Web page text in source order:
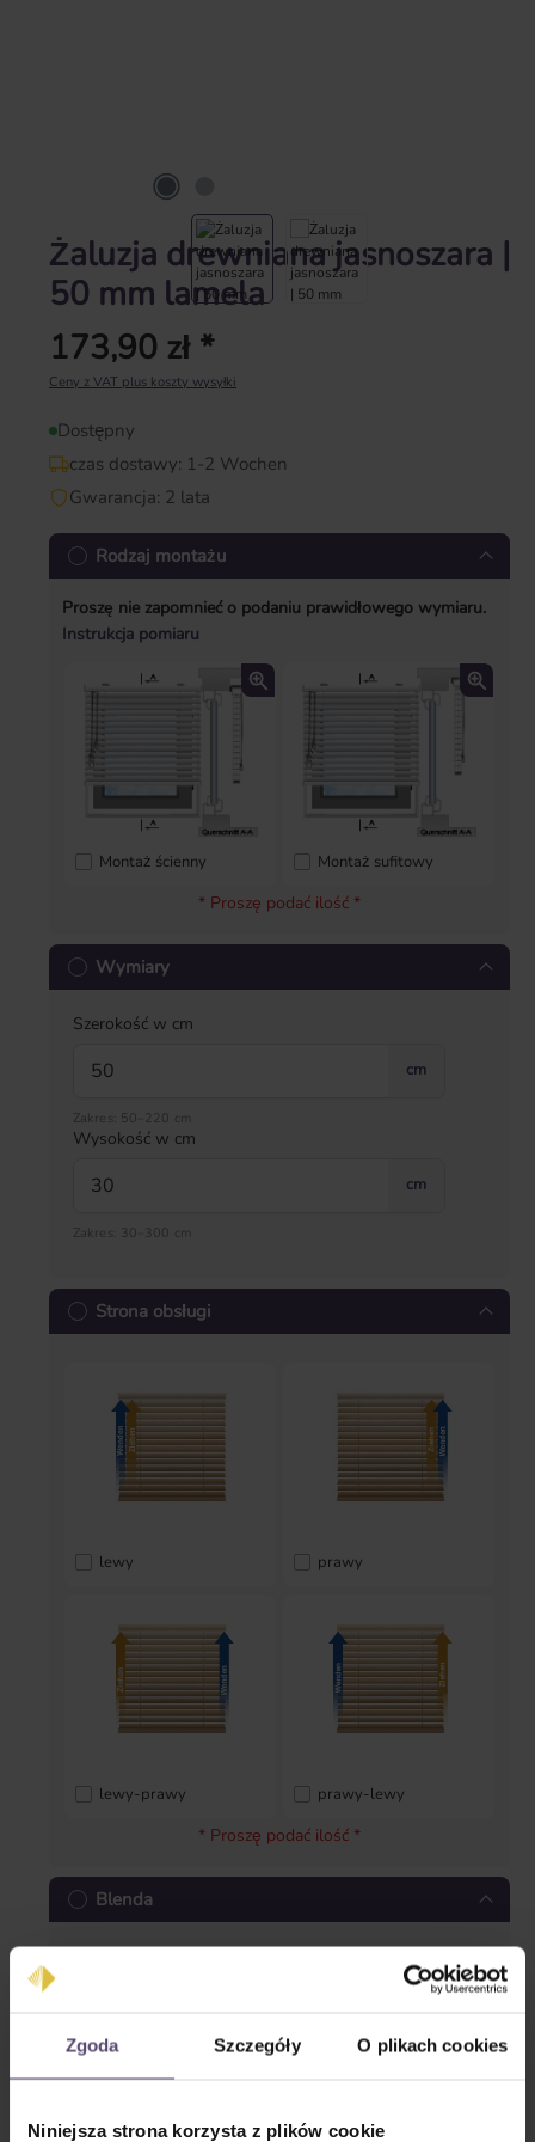
Zgoda Szczegóły O plikach cookies
Niniejsza strona korzysta z plików cookie
Żaluzja drewniana jasnoszara |
50 mm lamela
Cena regularna:
173,90 zł *
Ceny z VAT plus koszty wysyłki
Dostępny
czas dostawy: 1-2 Wochen
Gwarancja: 2 lata
Rodzaj montażu
Proszę nie zapomnieć o podaniu prawidłowego wymiaru.
Instrukcja pomiaru
Montaż ścienny Montaż sufitowy
* Proszę podać ilość *
Wymiary
Szerokość w cm
cm
Zakres: 50–220 cm
Wysokość w cm
cm
Zakres: 30–300 cm
Strona obsługi
lewy prawy
lewy-prawy prawy-lewy
* Proszę podać ilość *
Blenda